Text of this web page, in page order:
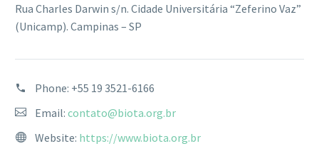
Rua Charles Darwin s/n. Cidade Universitária “Zeferino Vaz”
(Unicamp). Campinas – SP
Phone: +55 19 3521-6166
Email: contato@biota.org.br
Website: https://www.biota.org.br